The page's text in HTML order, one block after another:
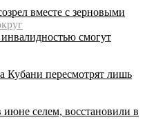
вместе с зерновыми
смогут
Кубани пересмотрят лишь
селем, восстановили в